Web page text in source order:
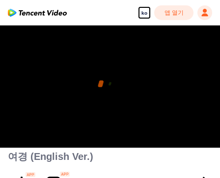
ko 앱 열기
여경 (English Ver.)